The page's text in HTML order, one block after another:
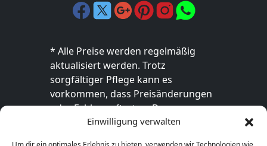
Einwilligung verwalten
* Alle Preise werden regelmäßig
aktualisiert werden. Trotz
sorgfältiger Pflege kann es
vorkommen, dass Preisänderungen
oder Fehler auftreten. Der
endgültige Preis sowie die